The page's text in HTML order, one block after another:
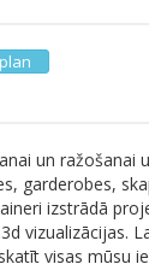
un ražošanai
garderobes,
izstrādā
vizualizācijas.
visas mūsu